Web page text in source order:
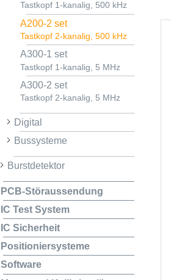
Tastkopf 1-kanalig, 500 kHz
A200-2 set
Tastkopf 2-kanalig, 500 kHz
A300-1 set
Tastkopf 1-kanalig, 5 MHz
A300-2 set
Tastkopf 2-kanalig, 5 MHz
Digital
Bussysteme
Burstdetektor
PCB-Störaussendung
IC Test System
IC Sicherheit
Positioniersysteme
Software